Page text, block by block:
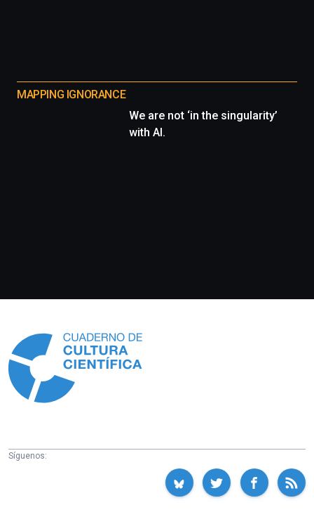
MAPPING IGNORANCE
We are not ‘in the singularity’
with AI.
Síguenos: